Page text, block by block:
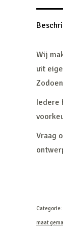
Wij
uit
Iedere
Vraag
Categorie:
maat